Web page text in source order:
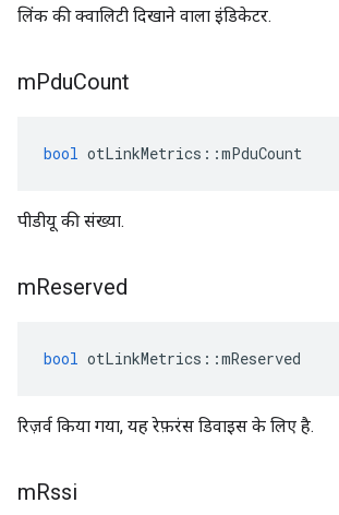
लिंक की क्वालिटी दिखाने वाला इंडिकेटर.
mPduCount
bool otLinkMetrics ::mPduCount
पीडीयू की संख्या.
mReserved
bool otLinkMetrics ::mReserved
रिज़र्व किया गया, यह रेफ़रंस डिवाइस के लिए है.
mRssi